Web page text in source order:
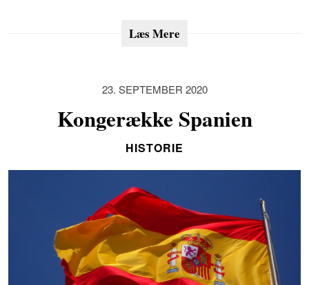
Læs Mere
23. SEPTEMBER 2020
Kongerække Spanien
HISTORIE